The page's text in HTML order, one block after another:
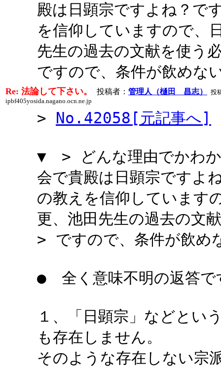
殿は日顕宗ですよね？で
を信仰していますので、
先生の過去の文献を使う
ですので、条件が飲めな
Re: 法論して下さい。 投稿者： 管理人（樋田 昌志）
投
ipbf405yosida.nagano.ocn.ne.jp
> No.42058[元記事へ]
▼ > どんな理由でかわか
会で貴殿は日顕宗ですよ
の教えを信仰しています
更、池田先生の過去の文
> ですので、条件が飲め
● 全く意味不明の返答で
１、「日顕宗」などとい
も存在しません。
そのような存在しない宗